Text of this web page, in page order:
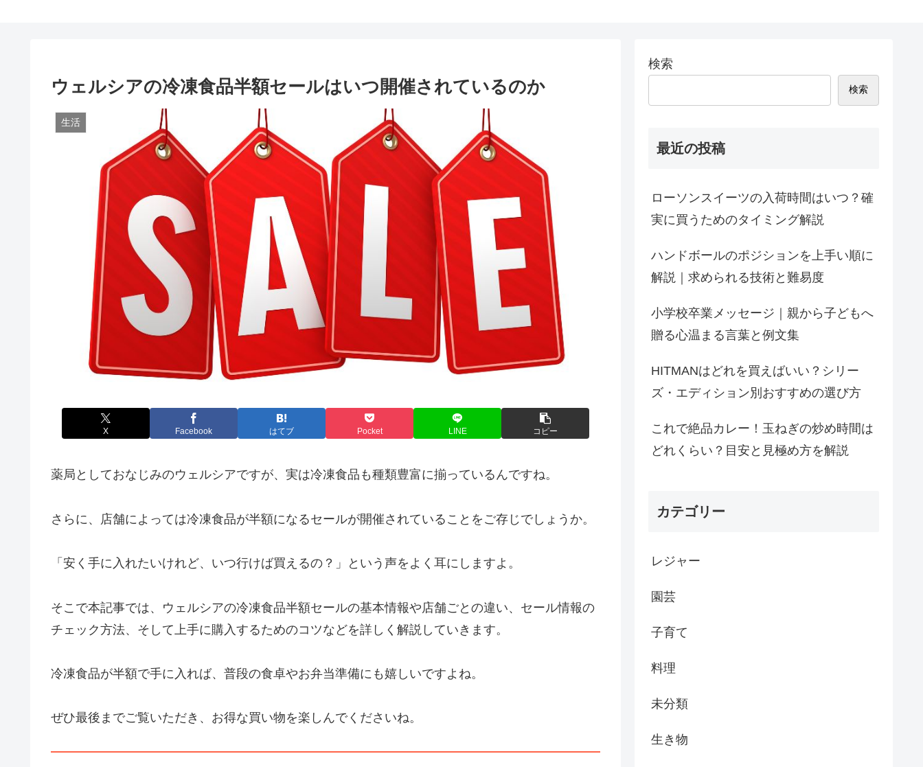
ウェルシアの冷凍食品半額セールはいつ開催されているのか
生活
X Facebook はてブ Pocket LINE コピー
薬局としておなじみのウェルシアですが、実は冷凍食品も種類豊富に揃っているんですね。
さらに、店舗によっては冷凍食品が半額になるセールが開催されていることをご存じでしょうか。
「安く手に入れたいけれど、いつ行けば買えるの？」という声をよく耳にしますよ。
そこで本記事では、ウェルシアの冷凍食品半額セールの基本情報や店舗ごとの違い、セール情報の
チェック方法、そして上手に購入するためのコツなどを詳しく解説していきます。
冷凍食品が半額で手に入れば、普段の食卓やお弁当準備にも嬉しいですよね。
ぜひ最後までご覧いただき、お得な買い物を楽しんでくださいね。
検索
検索
最近の投稿
ローソンスイーツの入荷時間はいつ？確
実に買うためのタイミング解説
ハンドボールのポジションを上手い順に
解説｜求められる技術と難易度
小学校卒業メッセージ｜親から子どもへ
贈る心温まる言葉と例文集
HITMANはどれを買えばいい？シリー
ズ・エディション別おすすめの選び方
これで絶品カレー！玉ねぎの炒め時間は
どれくらい？目安と見極め方を解説
カテゴリー
レジャー
園芸
子育て
料理
未分類
生き物